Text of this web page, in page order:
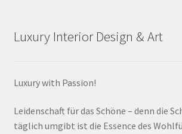
Luxury Interior Design & Art
Luxury with Passion!
Leidenschaft für das Schöne – denn die
täglich umgibt ist die Essence des